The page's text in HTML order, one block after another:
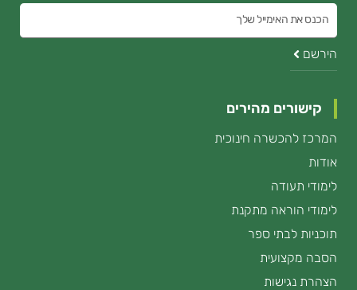
קישורים מהירים
המרכז להכשרה חינוכית
אודות
לימודי תעודה
לימודי הוראה מתקנת
תוכניות לבתי ספר
הסבה מקצועית
הצהרת נגישות
את
האימייל
הירשם